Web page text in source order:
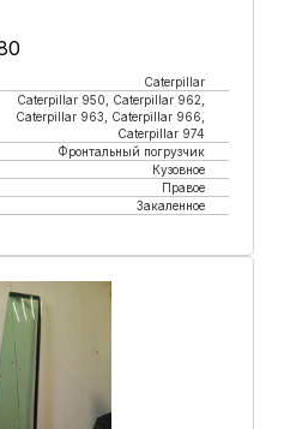
Caterpillar
Caterpillar 950, Caterpillar 962,
Caterpillar 963, Caterpillar 966,
Caterpillar 974
Фронтальный погрузчик
Кузовное
Правое
Закаленное